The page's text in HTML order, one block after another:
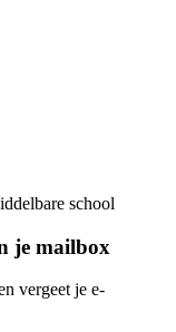
school
je mailbox
vergeet je e-